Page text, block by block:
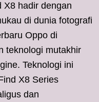
X8 hadir dengan
di dunia fotografi
Oppo di
teknologi mutakhir
Teknologi ini
X8 Series
dan